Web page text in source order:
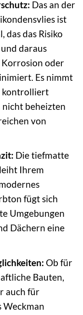
Das an der
ist
das das Risiko
daraus
Korrosion oder
Es nimmt
kontrolliert
nicht beheizten
von
Die tiefmatte
Ihrem
fügt sich
Umgebungen
Dächern eine
Ob für
Bauten,
auch für
Weckman